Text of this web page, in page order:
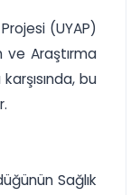
(UYAP)
ve Araştırma
bu
Sağlık